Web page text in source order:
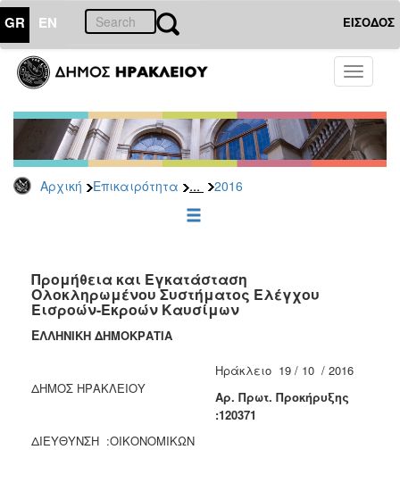
GR EN ΕΙΣΟΔΟΣ
Toggle
Αρχική Επικαιρότητα ... 2016
ΕΠΙΚΑΙΡΟΤΗΤΑ
-
Δημοπρασίες
Αρχείο
2026
2022
Προμήθεια και Εγκατάσταση
Ολοκληρωμένου Συστήματος Ελέγχου
Εισροών-Εκροών Καυσίμων
ΕΛΛΗΝΙΚΗ ΔΗΜΟΚΡΑΤΙΑ
ΔΗΜΟΣ ΗΡΑΚΛΕΙΟΥ
ΔΙΕΥΘΥΝΣΗ :ΟΙΚΟΝΟΜΙΚΩΝ
Ηράκλειο 19 / 10 / 2016
Aρ. Πρωτ. Προκήρυξης
:120371